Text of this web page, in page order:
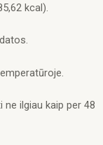
kcal).
ilgiau kaip per 48